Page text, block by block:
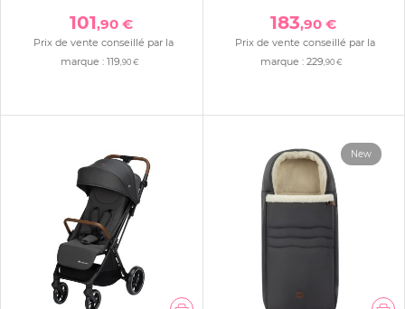
101,90 €
Prix de vente conseillé par la
marque : 119,90 €
183,90 €
Prix de vente conseillé par la
marque :229,90 €
New